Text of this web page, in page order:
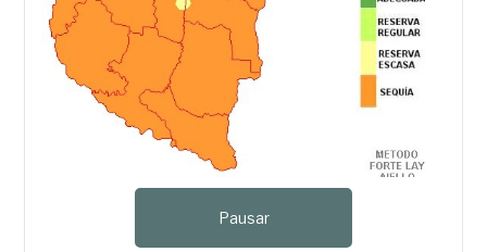
Pausar